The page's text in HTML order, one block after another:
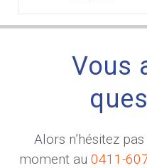
Vous
Alors n’hésitez
moment au 0411-